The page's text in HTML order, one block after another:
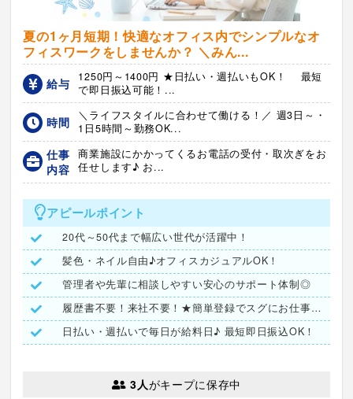
夏の1ヶ月短期！快適なオフィス内でシンプルなオ
フィスワークをしませんか？ ＼みん...
給与
1250円～1400円 ★日払い・週払いもOK！ 最短
で即日振込可能！...
時間
＼ライフスタイルに合わせて働ける！／ 週3日～・
1日5時間～勤務OK...
仕事
内容
商業施設にかかってくるお電話の受付・取次ぎをお
任せします♪ お...
アピールポイント
20代～50代まで幅広い世代が活躍中！
髪色・ネイル自由♪オフィスカジュアルOK！
管理者や先輩に相談しやすい安心のサポート体制◎
履歴書不要！来社不要！★簡単登録でスグにお仕事探し可能★
日払い・週払いで毎日が給料日♪ 最短即日振込OK！
3人がキープに保存中